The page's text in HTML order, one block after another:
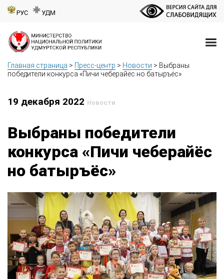
РУС УДМ
Главная страница > Пресс-центр > Новости > Выбраны
победители конкурса «Пичи чеберайёс но батыръёс»
19 декабря 2022 Новости
Выбраны победители
конкурса «Пичи чеберайёс
но батыръёс»